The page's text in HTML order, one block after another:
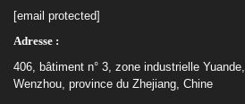
[email protected]
Adresse :
406, bâtiment n° 3, zone industrielle
Wenzhou, province du Zhejiang, Chine